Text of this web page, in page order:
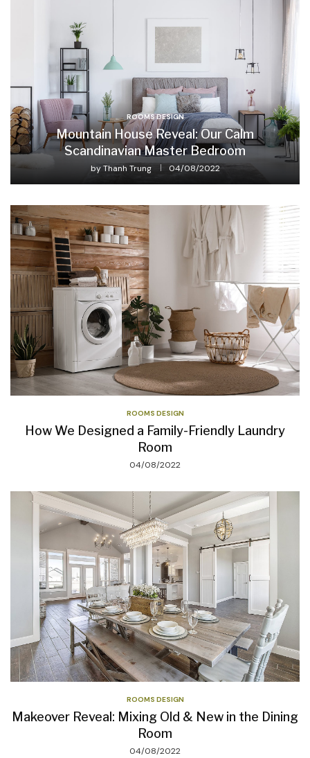
ROOMS DESIGN
Mountain House Reveal: Our Calm
Scandinavian Master Bedroom
byThanh Trung 04/08/2022
ROOMS DESIGN
How We Designed a Family-Friendly Laundry
Room
04/08/2022
ROOMS DESIGN
Makeover Reveal: Mixing Old & New in the Dining
Room
04/08/2022